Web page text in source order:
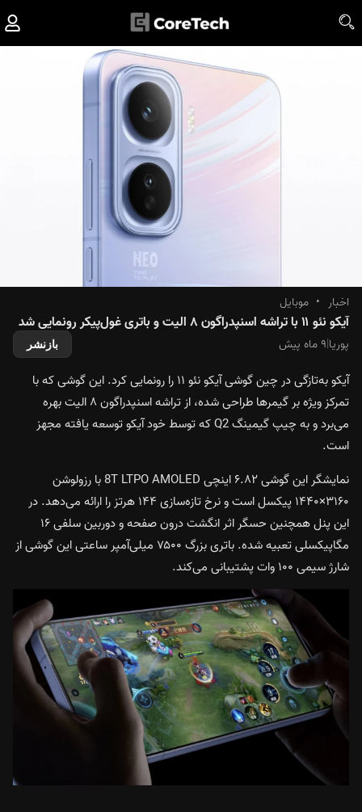
اخبار • موبایل
آیکو نئو ۱۱ با تراشه اسنپدراگون ۸ الیت و باتری غول‌پیکر رونمایی شد
پوریا|۹ ماه پیش بازنشر
آیکو به‌تازگی در چین گوشی آیکو نئو ۱۱ را رونمایی کرد. این گوشی که با
تمرکز ویژه بر گیمرها طراحی شده، از تراشه اسنپدراگون ۸ الیت بهره
می‌برد و به چیپ گیمینگ Q2 که توسط خود آیکو توسعه یافته مجهز
است.
نمایشگر این گوشی ۶.۸۲ اینچی 8T LTPO AMOLED با رزولوشن
۳۱۶۰×۱۴۴۰ پیکسل است و نرخ تازه‌سازی ۱۴۴ هرتز را ارائه می‌دهد. در
این پنل همچنین حسگر اثر انگشت درون صفحه و دوربین سلفی ۱۶
مگاپیکسلی تعبیه شده. باتری بزرگ ۷۵۰۰ میلی‌آمپر ساعتی این گوشی از
شارژ سیمی ۱۰۰ وات پشتیبانی می‌کند.